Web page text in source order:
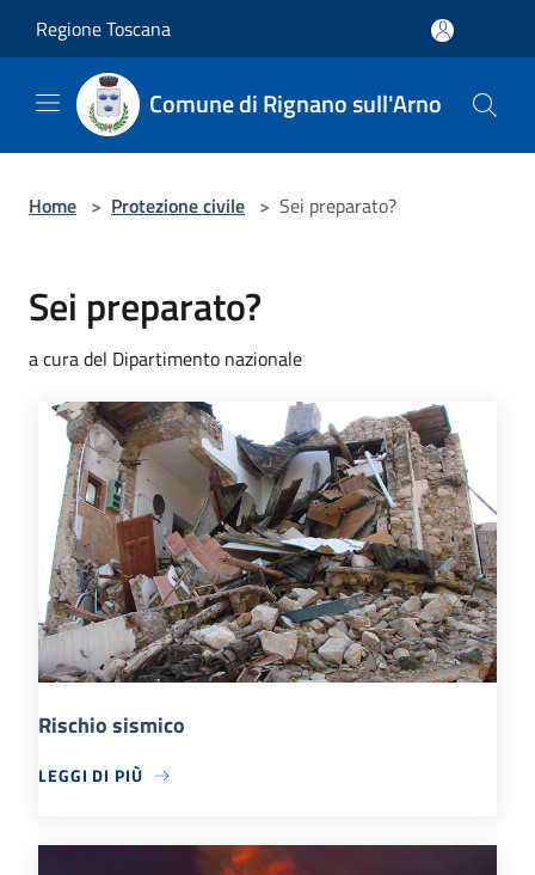
Regione Toscana
Comune di Rignano sull'Arno
Home > Protezione civile > Sei preparato?
Sei preparato?
a cura del Dipartimento nazionale
Rischio sismico
LEGGI DI PIÙ